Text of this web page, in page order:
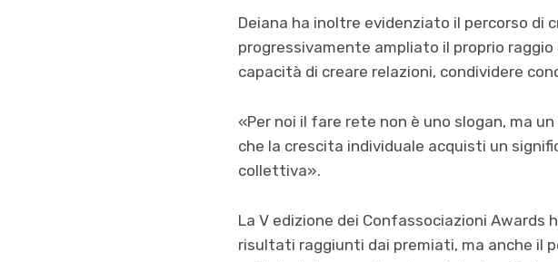
Deiana ha inoltre evidenziato il percorso di
progressivamente ampliato il proprio
capacità di creare relazioni, condividere
«Per noi il fare rete non è uno slogan, ma
che la crescita individuale acquisti un
collettiva».
La V edizione dei Confassociazioni
risultati raggiunti dai premiati, ma anche il